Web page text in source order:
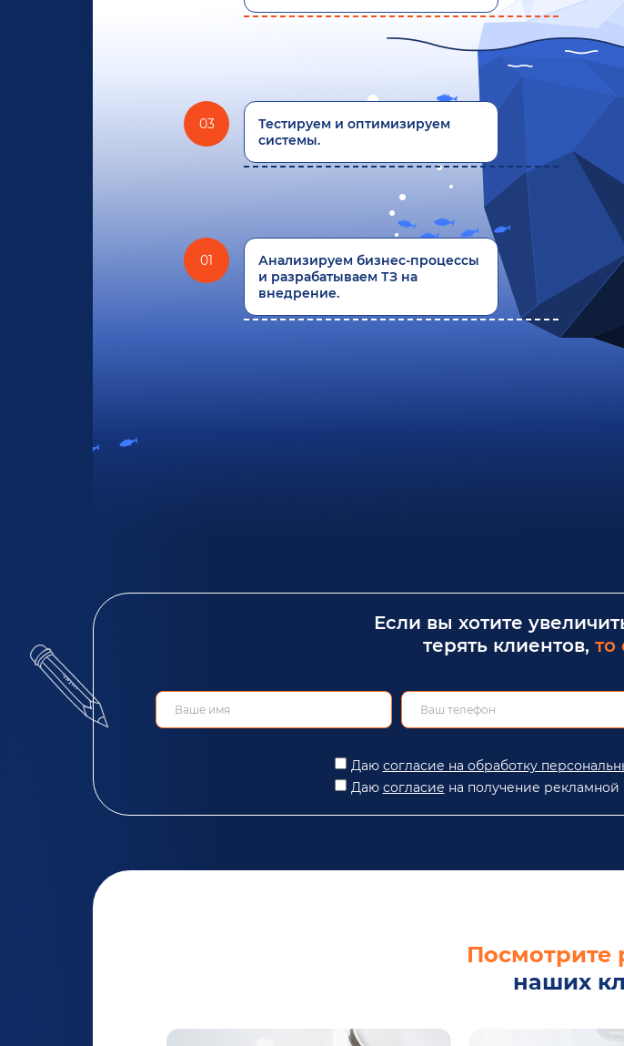
03
Тестируем и оптимизируем
системы.
01
Анализируем бизнес-процессы
и разрабатываем ТЗ на
внедрение.
Если вы хотите
терять клиентов, то
Даю согласие на обработку
Даю согласие на получение
Посмотрите
наших